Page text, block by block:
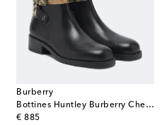
Burberry
Bottines Huntley Burberry Check en cuir
€ 885
original price